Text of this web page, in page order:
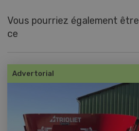
Vous pourriez également
ce
Advertorial